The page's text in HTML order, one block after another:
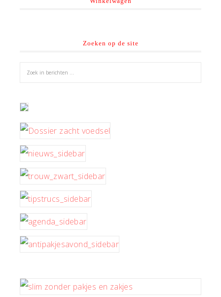
Zoeken op de site